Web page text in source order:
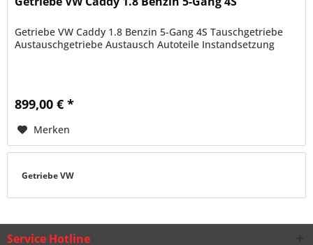
Getriebe VW Caddy 1.8 Benzin 5-Gang 4S Tauschgetriebe
Austauschgetriebe Austausch Autoteile Instandsetzung
899,00 € *
Merken
Getriebe VW
Service Hotline